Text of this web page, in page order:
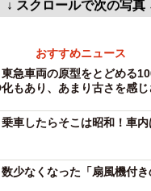
↓ スクロールで次の写真
おすすめニュース
東急車両の原型をとどめる
もあり、あまり古さを感
乗車したらそこは昭和！車
数少なくなった「扇風機付